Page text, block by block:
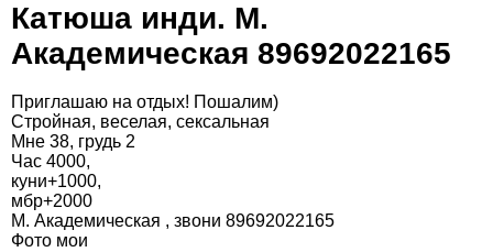
Катюша инди. М.
Академическая 89692022165
Приглашаю на отдых! Пошалим)
Стройная, веселая, сексальная
Мне 38, грудь 2
Час 4000,
куни+1000,
мбр+2000
М. Академическая , звони 89692022165
Фото мои